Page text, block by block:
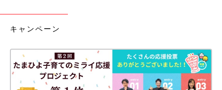
た」（小春さん）
小春さんの思いは、直巨さんも同じでした。直巨さんは「小春
が、制服の自由化宣言でアクションを起こして、“壁を突破して
くれてありがとう！”という声も寄せられました。でも里子だか
らといって、公に顔も名前も出せないなんて･･･。小春の気持ち
キャンペーン